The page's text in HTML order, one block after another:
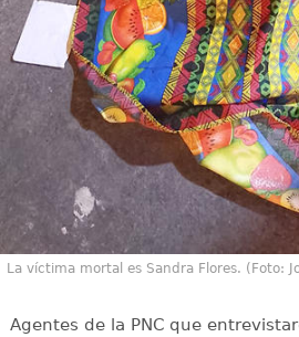
La víctima mortal es Sandra Flores. (Foto:
Agentes de la PNC que